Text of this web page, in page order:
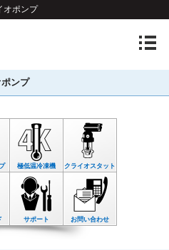
オポンプ
ンプ
極低温冷凍機 クライオスタット
サポート お問い合わせ